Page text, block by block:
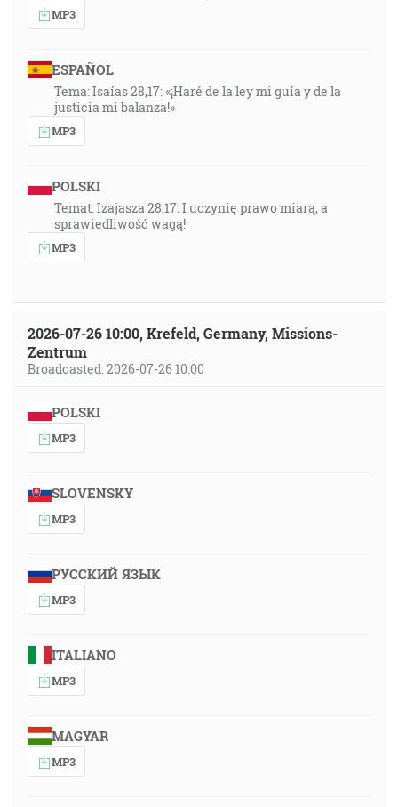
MP3
ESPAÑOL
Tema: Isaías 28,17: «¡Haré de la ley mi guía y de la
justicia mi balanza!»
MP3
POLSKI
Temat: Izajasza 28,17: I uczynię prawo miarą, a
sprawiedliwość wagą!
MP3
2026-07-26 10:00, Krefeld, Germany, Missions-
Zentrum
Broadcasted: 2026-07-26 10:00
POLSKI
MP3
SLOVENSKY
MP3
РУССКИЙ ЯЗЫК
MP3
ITALIANO
MP3
MAGYAR
MP3